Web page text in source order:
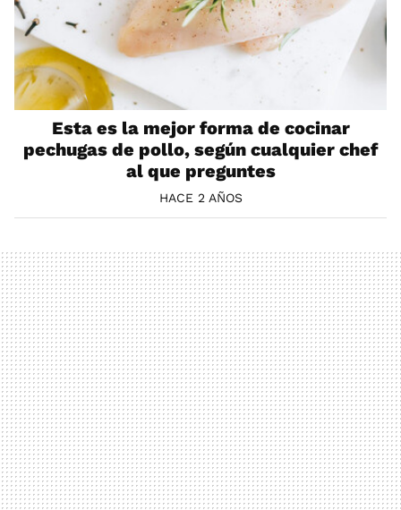
Esta es la mejor forma de cocinar
pechugas de pollo, según cualquier chef
al que preguntes
HACE 2 AÑOS